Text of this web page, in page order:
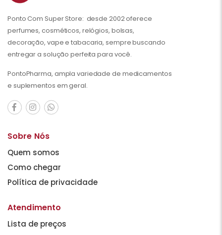
Ponto Com Super Store: desde 2002 oferece
perfumes, cosméticos, relógios, bolsas,
decoração, vape e tabacaria, sempre buscando
entregar a solução perfeita para você.
PontoPharma, ampla variedade de medicamentos
e suplementos em geral.
Sobre Nós
Quem somos
Como chegar
Política de privacidade
Atendimento
Lista de preços